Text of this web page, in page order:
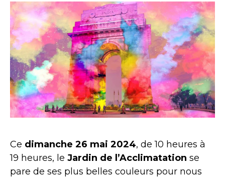
Ce dimanche 26 mai 2024, de 10 heures à
19 heures, le Jardin de l’Acclimatation se
pare de ses plus belles couleurs pour nous